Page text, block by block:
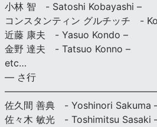
小林 智 - Satoshi Kobayashi –
コンスタンティン グルチッチ -
近藤 康夫 - Yasuo Kondo –
金野 達夫 - Tatsuo Konno –
etc…
— さ行
佐久間 善典 - Yoshinori Sakuma
佐々木 敏光 - Toshimitsu Sasaki